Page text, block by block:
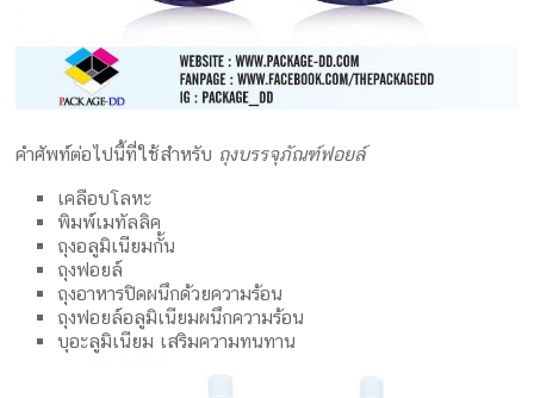
คำศัพท์ต่อไปนี้ที่ใช้สำหรับ ถุงบรรจุภัณฑ์ฟอยล์
เคลือบโลหะ
พิมพ์เมทัลลิค
ถุงอลูมิเนียมกั้น
ถุงฟอยล์
ถุงอาหารปิดผนึกด้วยความร้อน
ถุงฟอยล์อลูมิเนียมผนึกความร้อน
บุอะลูมิเนียม เสริมความทนทาน